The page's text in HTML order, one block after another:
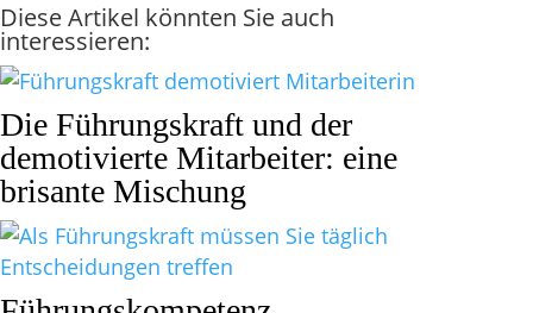
Diese Artikel könnten Sie auch
interessieren:
Die Führungskraft und der
demotivierte Mitarbeiter: eine
brisante Mischung